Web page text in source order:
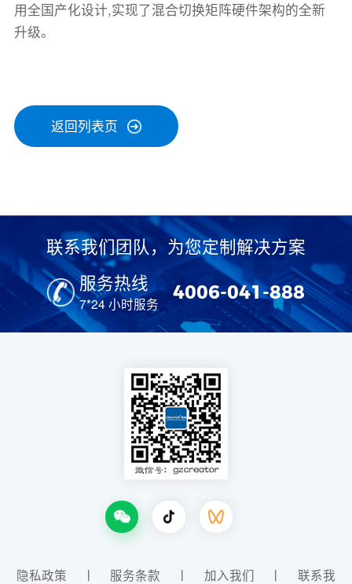
用全国产化设计,实现了混合切换矩阵硬件架构的全新
升级。
返回列表页
联系我们团队，为您定制解决方案
服务热线
7*24 小时服务 4006-041-888
隐私政策 丨 服务条款 丨 加入我们 丨
联系我